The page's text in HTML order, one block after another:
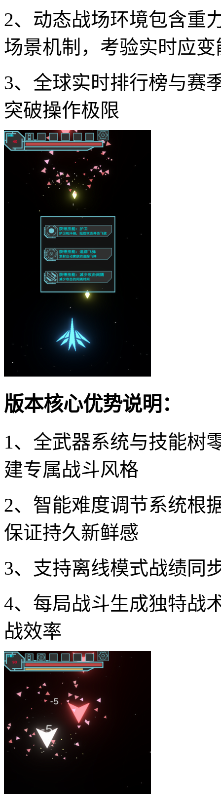
2、动态战场环境包含重
场景机制，考验实时应变
3、全球实时排行榜与赛
突破操作极限
版本核心优势说明：
1、全武器系统与技能树
建专属战斗风格
2、智能难度调节系统根
保证持久新鲜感
3、支持离线模式战绩同
4、每局战斗生成独特战
战效率